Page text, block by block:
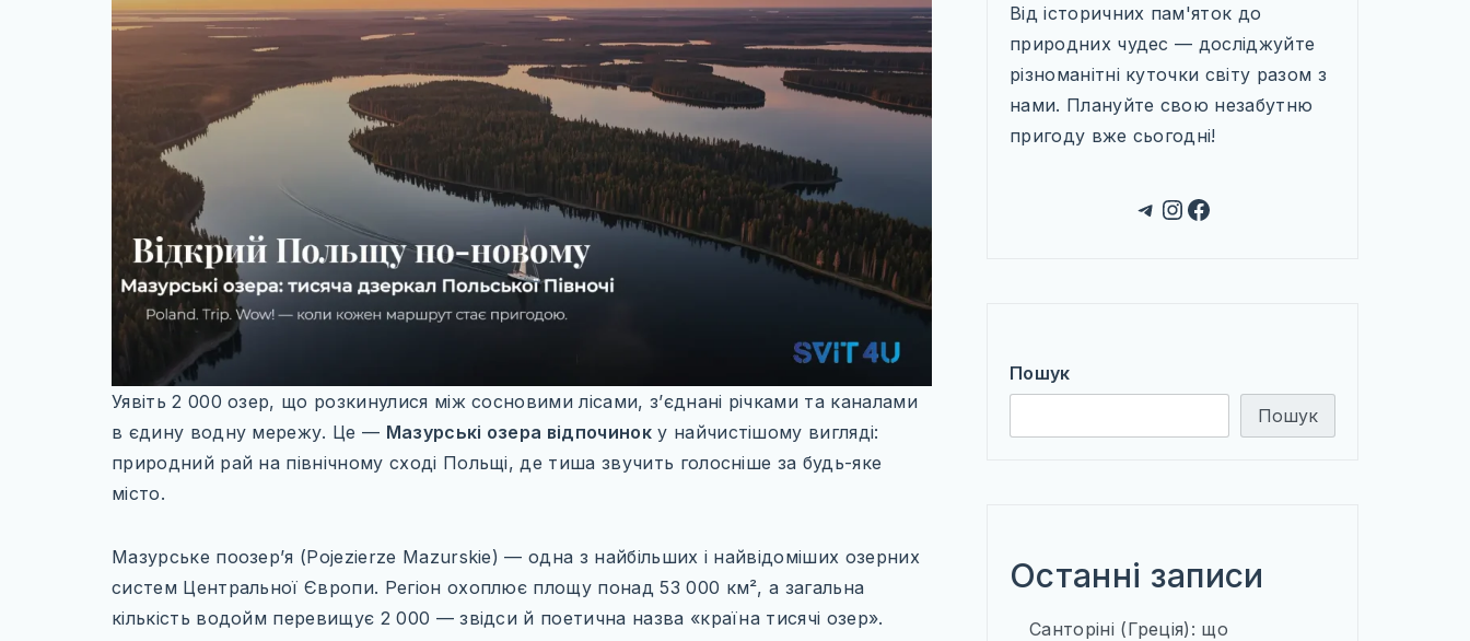
Уявіть 2 000 озер, що розкинулися між сосновими лісами, з’єднані річками та каналами
в єдину водну мережу. Це — Мазурські озера відпочиноку найчистішому вигляді:
природний рай на північному сході Польщі, де тиша звучить голосніше за будь-яке
місто.
Мазурське поозер’я (Pojezierze Mazurskie) — одна з найбільших і найвідоміших озерних
систем Центральної Європи. Регіон охоплює площу понад 53 000 км², а загальна
кількість водойм перевищує 2 000 — звідси й поетична назва «країна тисячі озер».
Від історичних пам'яток до
природних чудес — досліджуйте
різноманітні куточки світу разом з
нами. Плануйте свою незабутню
пригоду вже сьогодні!
Telegram
Instagram
Facebook
Пошук
Пошук
Останні записи
Санторіні (Греція): що